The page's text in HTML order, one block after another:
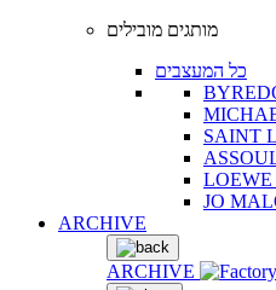
מותגים מובילים
כל המעצבים
SAINT
LOEWE
JO
ARCHIVE
ARCHIVE